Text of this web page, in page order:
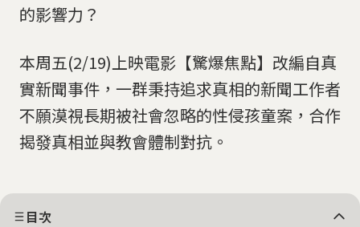
的影響力？
本周五(2/19)上映電影【驚爆焦點】改編自真
實新聞事件，一群秉持追求真相的新聞工作者
不願漠視長期被社會忽略的性侵孩童案，合作
揭發真相並與教會體制對抗。
目次